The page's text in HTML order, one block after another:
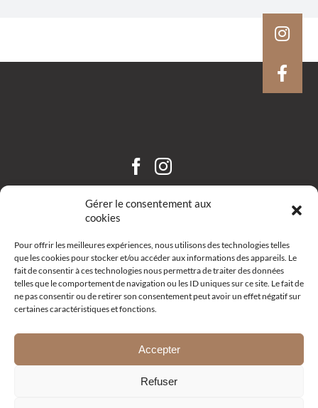
Gérer le consentement aux
cookies
Pour offrir les meilleures expériences, nous utilisons des technologies telles
que les cookies pour stocker et/ou accéder aux informations des appareils. Le
fait de consentir à ces technologies nous permettra de traiter des données
telles que le comportement de navigation ou les ID uniques sur ce site. Le fait de
ne pas consentir ou de retirer son consentement peut avoir un effet négatif sur
certaines caractéristiques et fonctions.
Accepter
Refuser
13111 Coudoux
+33 (0)4 42 52 10 68
Email